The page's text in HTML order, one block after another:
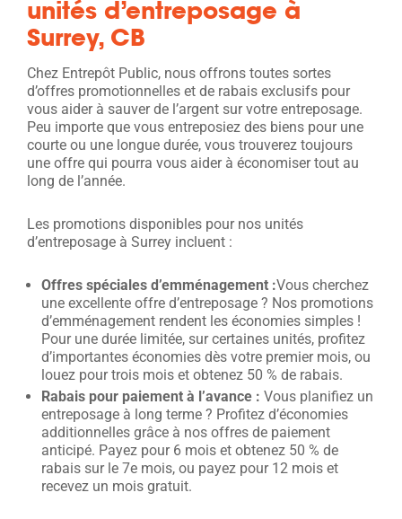
unités d’entreposage à
Surrey, CB
Chez Entrepôt Public, nous offrons toutes sortes
d’offres promotionnelles et de rabais exclusifs pour
vous aider à sauver de l’argent sur votre entreposage.
Peu importe que vous entreposiez des biens pour une
courte ou une longue durée, vous trouverez toujours
une offre qui pourra vous aider à économiser tout au
long de l’année.
Les promotions disponibles pour nos unités
d’entreposage à Surrey incluent :
Offres spéciales d’emménagement :Vous cherchez
une excellente offre d’entreposage ? Nos promotions
d’emménagement rendent les économies simples !
Pour une durée limitée, sur certaines unités, profitez
d’importantes économies dès votre premier mois, ou
louez pour trois mois et obtenez 50 % de rabais.
Rabais pour paiement à l’avance : Vous planifiez un
entreposage à long terme ? Profitez d’économies
additionnelles grâce à nos offres de paiement
anticipé. Payez pour 6 mois et obtenez 50 % de
rabais sur le 7e mois, ou payez pour 12 mois et
recevez un mois gratuit.